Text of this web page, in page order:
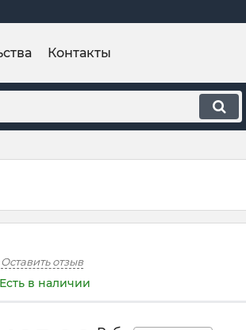
Контакты
Оставить отзыв
Есть в наличии